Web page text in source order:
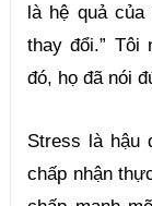
là hệ quả
thay đổi.” Tôi
đó, họ đã nói
Stress là hậu
chấp nhận